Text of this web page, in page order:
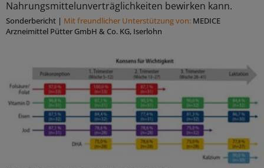
Nahrungsmittelunverträglichkeiten bewirken kann.
Sonderbericht | Mit freundlicher Unterstützung von: MEDICE
Arzneimittel Pütter GmbH & Co. KG, Iserlohn